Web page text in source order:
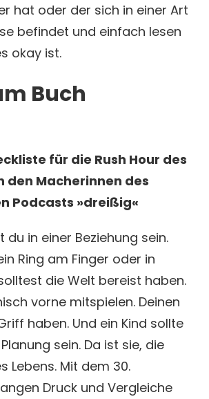
hat oder der sich in einer Art
befindet und einfach lesen
okay ist.
Buch
für die Rush Hour des
den Macherinnen des
Podcasts »dreißig«
du in einer Beziehung sein.
Ring am Finger oder in
die Welt bereist haben.
vorne mitspielen. Deinen
haben. Und ein Kind sollte
sein. Da ist sie, die
Lebens. Mit dem 30.
Druck und Vergleiche